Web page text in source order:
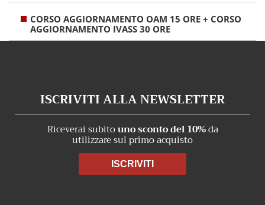
CORSO AGGIORNAMENTO OAM 15 ORE + CORSO
AGGIORNAMENTO IVASS 30 ORE
ISCRIVITI ALLA NEWSLETTER
Riceverai subitouno sconto del 10%da
utilizzare sul primo acquisto
ISCRIVITI